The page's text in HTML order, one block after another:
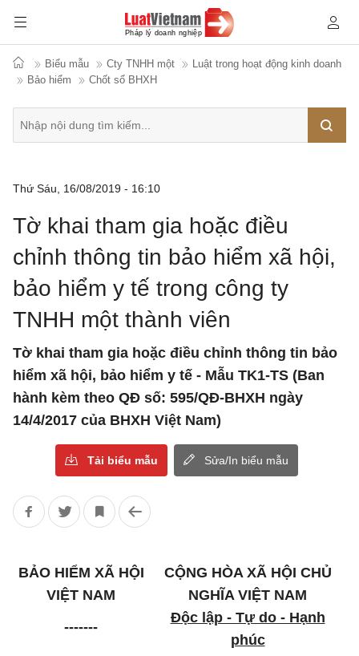
Biểu mẫu Cty TNHH một
Luật trong hoạt động kinh doanh
Bảo hiểm
Chốt sổ BHXH
Thứ Sáu, 16/08/2019 - 16:10
Tờ khai tham gia hoặc điều
chỉnh thông tin bảo hiểm xã hội,
bảo hiểm y tế trong công ty
TNHH một thành viên
Tờ khai tham gia hoặc điều chỉnh thông tin bảo
hiểm xã hội, bảo hiểm y tế - Mẫu TK1-TS (Ban
hành kèm theo QĐ số: 595/QĐ-BHXH ngày
14/4/2017 của BHXH Việt Nam)
Tải biểu mẫu Sửa/In biểu mẫu
BẢO HIỂM XÃ HỘI
VIỆT NAM
-------
CỘNG HÒA XÃ HỘI CHỦ
NGHĨA VIỆT NAM
Độc lập - Tự do - Hạnh
phúc